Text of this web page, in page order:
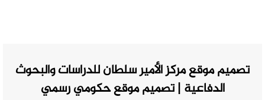
تصميم موقع مركز الأمير سلطان للدراسات والبحوث
الدفاعية | تصميم موقع حكومي رسمي